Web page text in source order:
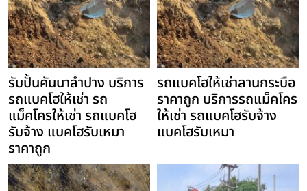
รับปั้นคันนาลำปาง บริการ
รถแบคโฮให้เช่า รถ
แม็คโครให้เช่า รถแบคโฮ
รับจ้าง แบคโฮรับเหมา
ราคาถูก
รถแบคโฮให้เช่าลานกระบือ
ราคาถูก บริการรถแม็คโคร
ให้เช่า รถแบคโฮรับจ้าง
แบคโฮรับเหมา